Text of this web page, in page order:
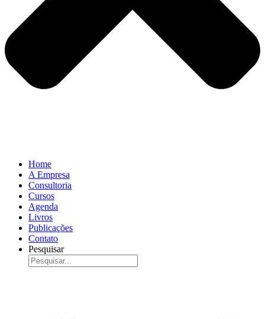
Home
A Empresa
Consultoria
Cursos
Agenda
Livros
Publicações
Contato
Pesquisar